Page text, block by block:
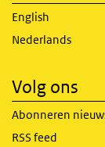
English
Nederlands
Volg ons
Abonneren
RSS feed